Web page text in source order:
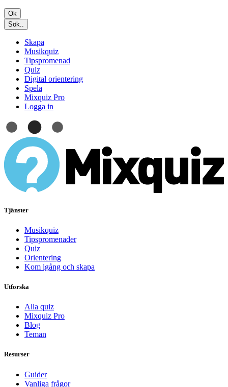
Ok
Sök..
Skapa
Musikquiz
Tipspromenad
Quiz
Digital orientering
Spela
Mixquiz Pro
Logga in
Tjänster
Musikquiz
Tipspromenader
Quiz
Orientering
Kom igång och skapa
Utforska
Alla quiz
Mixquiz Pro
Blog
Teman
Resurser
Guider
Vanliga frågor